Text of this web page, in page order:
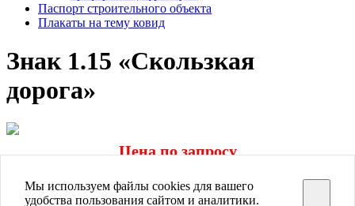
Паспорт строительного объекта
Плакаты на тему ковид
Знак 1.15 «Скользкая
дорога»
Цена по запросу
Заказать
Знаков.нет
Мы используем файлы cookies для вашего
удобства пользования сайтом и аналитики.